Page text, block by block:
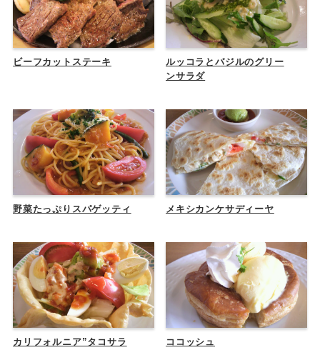
ビーフカットステーキ
ルッコラとバジルのグリー
ンサラダ
野菜たっぷりスパゲッティ メキシカンケサディーヤ
カリフォルニア”タコサラ
ココッシュ